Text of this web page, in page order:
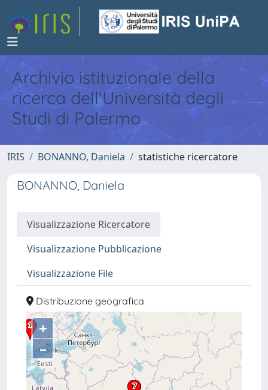
Archivio istituzionale della
ricerca dell'Università degli
Studi di Palermo
IRIS BONANNO, Daniela statistiche ricercatore
BONANNO, Daniela
Visualizzazione Ricercatore
Visualizzazione Pubblicazione
Visualizzazione File
Distribuzione geografica
+
–